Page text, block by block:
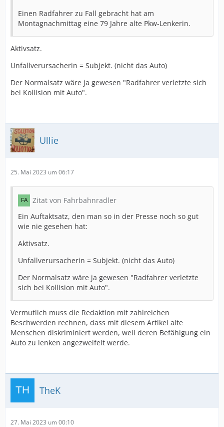
Einen Radfahrer zu Fall gebracht hat am
Montagnachmittag eine 79 Jahre alte Pkw-Lenkerin.
Aktivsatz.
Unfallverursacherin = Subjekt. (nicht das Auto)
Der Normalsatz wäre ja gewesen "Radfahrer verletzte sich
bei Kollision mit Auto".
Ullie
25. Mai 2023 um 06:17
Zitat von Fahrbahnradler
Ein Auftaktsatz, den man so in der Presse noch so gut
wie nie gesehen hat:
Aktivsatz.
Unfallverursacherin = Subjekt. (nicht das Auto)
Der Normalsatz wäre ja gewesen "Radfahrer verletzte
sich bei Kollision mit Auto".
Vermutlich muss die Redaktion mit zahlreichen
Beschwerden rechnen, dass mit diesem Artikel alte
Menschen diskriminiert werden, weil deren Befähigung ein
Auto zu lenken angezweifelt werde.
TheK
27. Mai 2023 um 00:10